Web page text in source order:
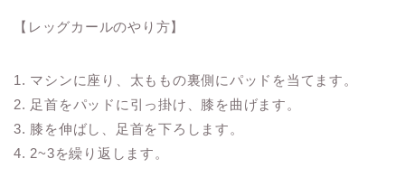
【レッグカールのやり方】
1. マシンに座り、太ももの裏側にパッドを当てます。
2. 足首をパッドに引っ掛け、膝を曲げます。
3. 膝を伸ばし、足首を下ろします。
4. 2~3を繰り返します。